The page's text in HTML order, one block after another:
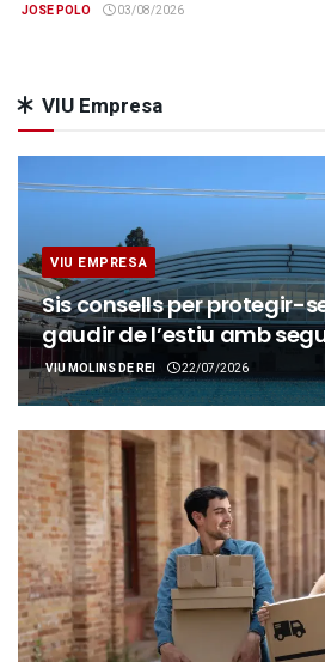
JOSE POLO 03/08/2026
VIU Empresa
VIU EMPRESA
Sis consells per protegir-
gaudir de l’estiu amb
VIU MOLINS DE REI 22/07/2026